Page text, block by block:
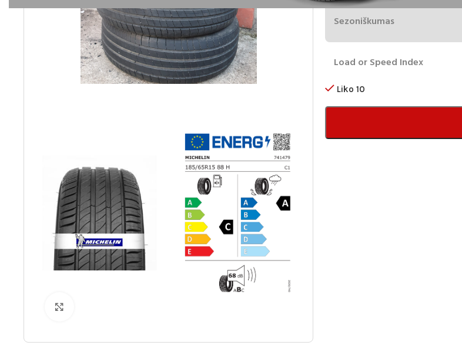
Sezoniškumas
Load or Speed Index
Liko 10